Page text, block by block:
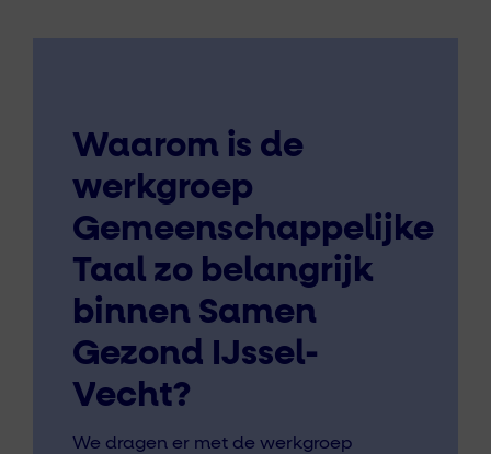
Waarom is de
werkgroep
Gemeenschappelijke
Taal zo belangrijk
binnen Samen
Gezond IJssel-
Vecht?
We dragen er met de werkgroep